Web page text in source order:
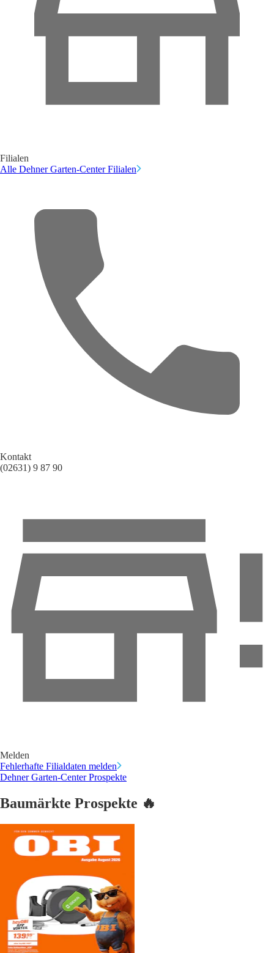
Filialen
Alle Dehner Garten-Center Filialen
Kontakt
(02631) 9 87 90
Melden
Fehlerhafte Filialdaten melden
Dehner Garten-Center Prospekte
Baumärkte Prospekte 🔥